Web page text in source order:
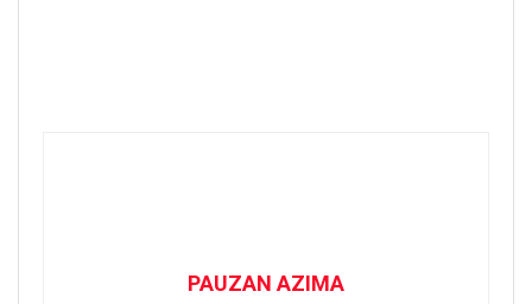
PAUZAN AZIMA